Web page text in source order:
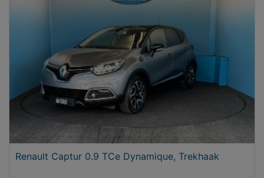
Renault Captur 0.9 TCe Dynamique, Trekhaak